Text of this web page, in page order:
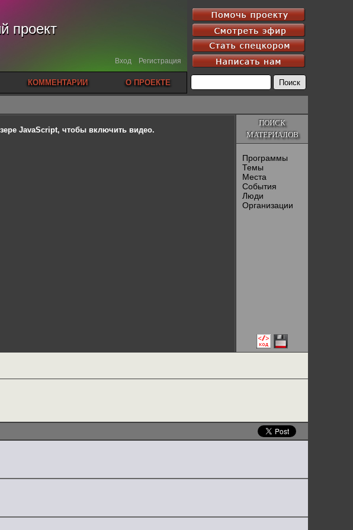
проект
Вход Регистрация
КОММЕНТАРИИ О ПРОЕКТЕ
ПОИСК
МАТЕРИАЛОВ
Программы
Темы
Места
События
Люди
Организации
JavaScript, чтобы включить видео.